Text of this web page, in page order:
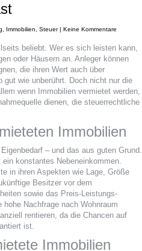
Immobilien Steuer| Keine Kommentare
beliebt. Wer es sich leisten kann,
oder Häusern an. Anleger können
die ihren Wert auch über
wie unberührt. Doch nicht nur die
wenn Immobilien vermietet werden,
dienen, die steuerrechtliche
Immobilien
– und das aus guten Grund.
konstantes Nebeneinkommen.
in ihren Aspekten wie Lage, Größe
Besitzer vor dem
sowie das Preis-Leistungs-
Nachfrage nach Wohnraum
rentieren, da die Chancen auf
ist.
Immobilien